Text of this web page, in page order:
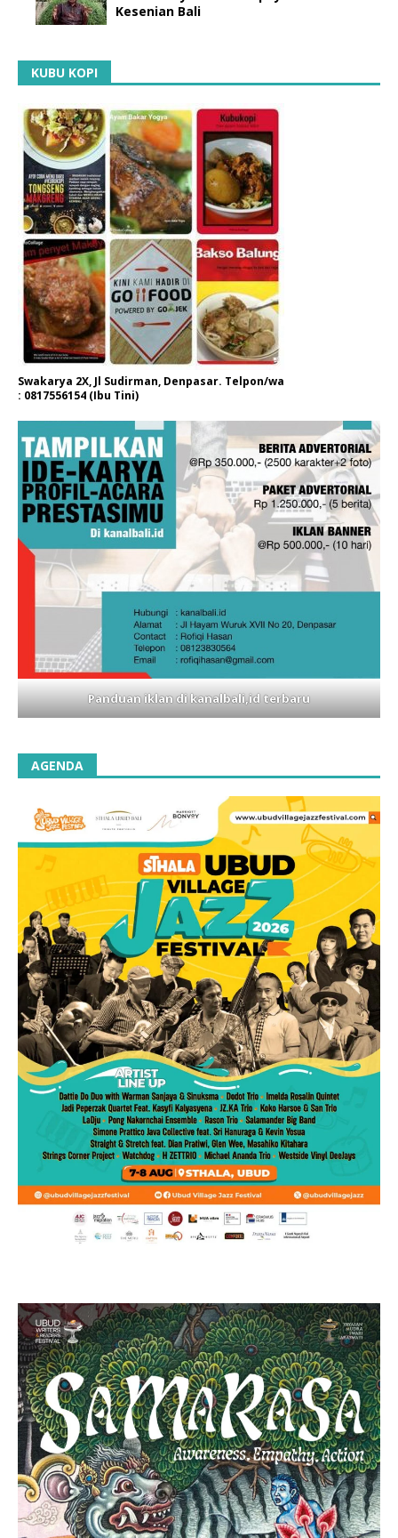
Kesenian Bali
KUBU KOPI
Swakarya 2X, Jl Sudirman, Denpasar. Telpon/wa
: 0817556154 (Ibu Tini)
Panduan iklan di kanalbali,id terbaru
AGENDA